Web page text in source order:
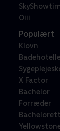
Oiii
Populært
Klovn
X Factor
Bachelor
Forræder